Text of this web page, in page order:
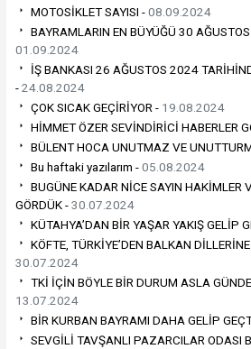
MOTOSİKLET SAYISI -08.09.2024
BAYRAMLARIN EN BÜYÜĞÜ 30
01.09.2024
İŞ BANKASI 26 AĞUSTOS 2024
-24.08.2024
ÇOK SICAK GEÇİRİYOR - 19.08.2024
HİMMET ÖZER SEVİNDİRİCİ HABERLER
BÜLENT HOCA UNUTMAZ VE
Bu haftaki yazılarım -05.08.2024
BUGÜNE KADAR NİCE SAYIN HAKİMLER
GÖRDÜK -30.07.2024
KÜTAHYA’DAN BİR YAŞAR YAKIŞ GELİP
KÖFTE, TÜRKİYE’DEN BALKAN
30.07.2024
TKİ İÇİN BÖYLE BİR DURUM ASLA
13.07.2024
BİR KURBAN BAYRAMI DAHA GELİP
SEVGİLİ TAVŞANLI PAZARCILAR ODASI